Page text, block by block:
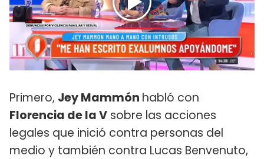
Primero, Jey Mammón habló con
Florencia de la V sobre las acciones
legales que inició contra personas del
medio y también contra Lucas Benvenuto,